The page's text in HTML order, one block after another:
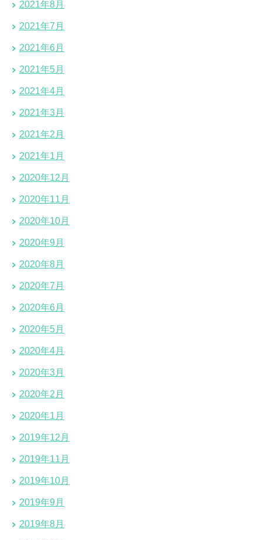
2021年8月
2021年7月
2021年6月
2021年5月
2021年4月
2021年3月
2021年2月
2021年1月
2020年12月
2020年11月
2020年10月
2020年9月
2020年8月
2020年7月
2020年6月
2020年5月
2020年4月
2020年3月
2020年2月
2020年1月
2019年12月
2019年11月
2019年10月
2019年9月
2019年8月